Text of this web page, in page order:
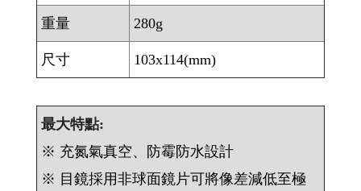
重量 280g
尺寸 103x114(mm)
最大特點:
※ 充氮氣真空、防霉防水設計
※ 目鏡採用非球面鏡片可將像差減低至極